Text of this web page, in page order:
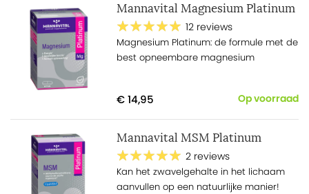
Mannavital Magnesium Platinum
12 reviews
Magnesium Platinum: de formule met de
best opneembare magnesium
€ 14,95 Op voorraad
Mannavital MSM Platinum
2 reviews
Kan het zwavelgehalte in het lichaam
aanvullen op een natuurlijke manier!